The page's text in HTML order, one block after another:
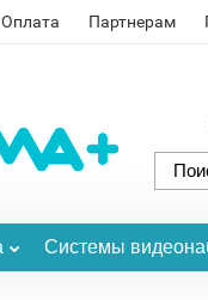
Оплата Партнерам
Системы